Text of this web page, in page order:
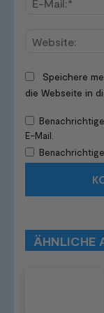
Speichere
die Webseite in
E-Mail.
ÄHNLICHE